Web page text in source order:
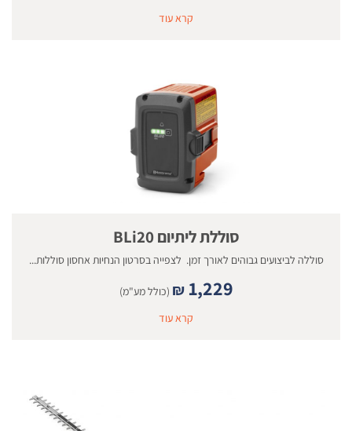
קרא עוד
סוללת ליתיום BLi20
סוללה לביצועים גבוהים לאורך זמן. לצפייה בסרטון הנחיות אחסון סוללות...
₪ 1,229
(כולל מע"מ)
קרא עוד